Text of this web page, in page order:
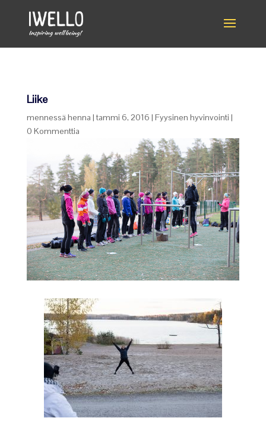
Liike
mennessä henna |tammi 6, 2016 | Fyysinen hyvinvointi |
0 Kommenttia